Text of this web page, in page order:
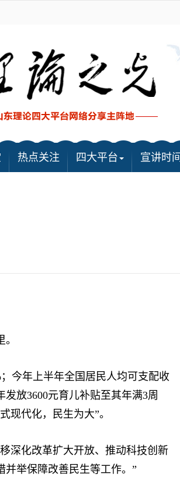
热点关注 四大平台 宣讲时间
今年上半年全国居民人均可支配收
放3600元育儿补贴至其年满3周
代化，民生为大”。
化改革扩大开放、推动科技创新
举保障改善民生等工作。”